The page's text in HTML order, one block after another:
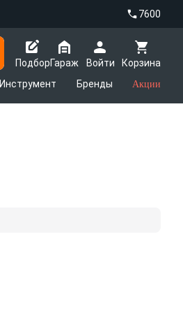
7600
Подбор
Корзина
Гараж
Войти
Инструмент Бренды Акции